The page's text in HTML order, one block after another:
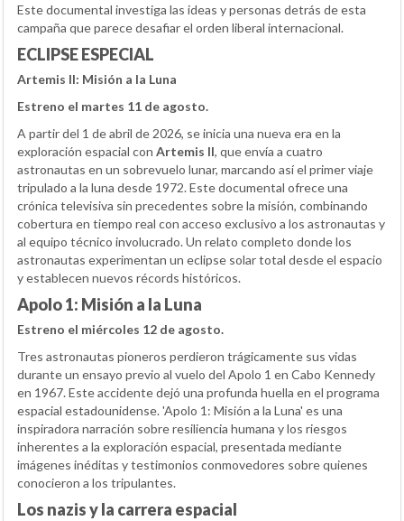
Este documental investiga las ideas y personas detrás de esta
campaña que parece desafiar el orden liberal internacional.
ECLIPSE ESPECIAL
Artemis II: Misión a la Luna
Estreno el martes 11 de agosto.
A partir del 1 de abril de 2026, se inicia una nueva era en la
exploración espacial con Artemis II, que envía a cuatro
astronautas en un sobrevuelo lunar, marcando así el primer viaje
tripulado a la luna desde 1972. Este documental ofrece una
crónica televisiva sin precedentes sobre la misión, combinando
cobertura en tiempo real con acceso exclusivo a los astronautas y
al equipo técnico involucrado. Un relato completo donde los
astronautas experimentan un eclipse solar total desde el espacio
y establecen nuevos récords históricos.
Apolo 1: Misión a la Luna
Estreno el miércoles 12 de agosto.
Tres astronautas pioneros perdieron trágicamente sus vidas
durante un ensayo previo al vuelo del Apolo 1 en Cabo Kennedy
en 1967. Este accidente dejó una profunda huella en el programa
espacial estadounidense. 'Apolo 1: Misión a la Luna' es una
inspiradora narración sobre resiliencia humana y los riesgos
inherentes a la exploración espacial, presentada mediante
imágenes inéditas y testimonios conmovedores sobre quienes
conocieron a los tripulantes.
Los nazis y la carrera espacial